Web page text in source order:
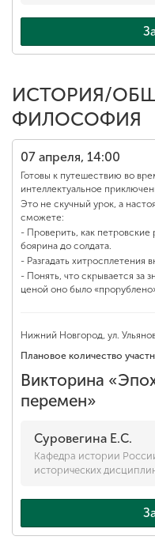
ИСТОРИЯ/
ФИЛОСОФИЯ
07 апреля, 14:00
Готовы к путешествию во
интеллектуальное
Это не скучный урок, а
сможете:
- Проверить, как
боярина до солдата.
- Разгадать хитросплетения
- Понять, что скрывается за
ценой оно было
Нижний Новгород, ул.
Плановое количество
Викторина
перемен»
Суровегина Е.С.
Кафедра истории
исторических